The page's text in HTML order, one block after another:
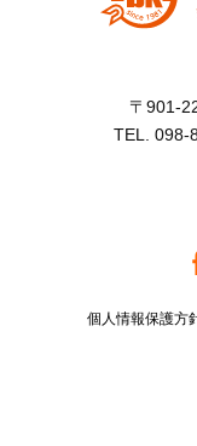
〒901-
TEL. 098-
個人情報保護方